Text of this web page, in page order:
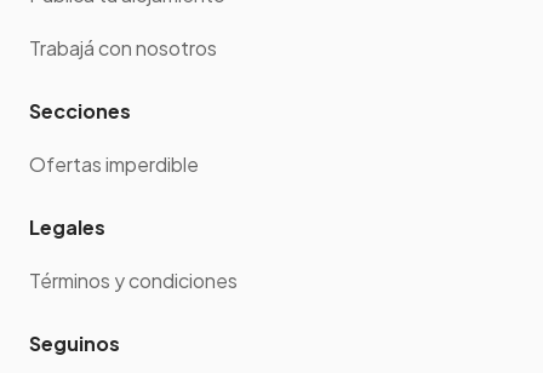
Trabajá con nosotros
Secciones
Ofertas imperdible
Legales
Términos y condiciones
Seguinos